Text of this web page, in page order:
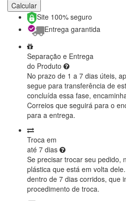
Calcular
Site 100% seguro
Entrega garantida
Separação e Entrega
do Produto
No prazo de 1 a 7 dias úteis,
segue para transferência de
concluída essa fase,
Correios que seguirá para o
para a entrega.
Troca em
até 7 dias
Se precisar trocar seu pedido,
plástica que está em volta
dentro de 7 dias corridos, que
procedimento de troca.